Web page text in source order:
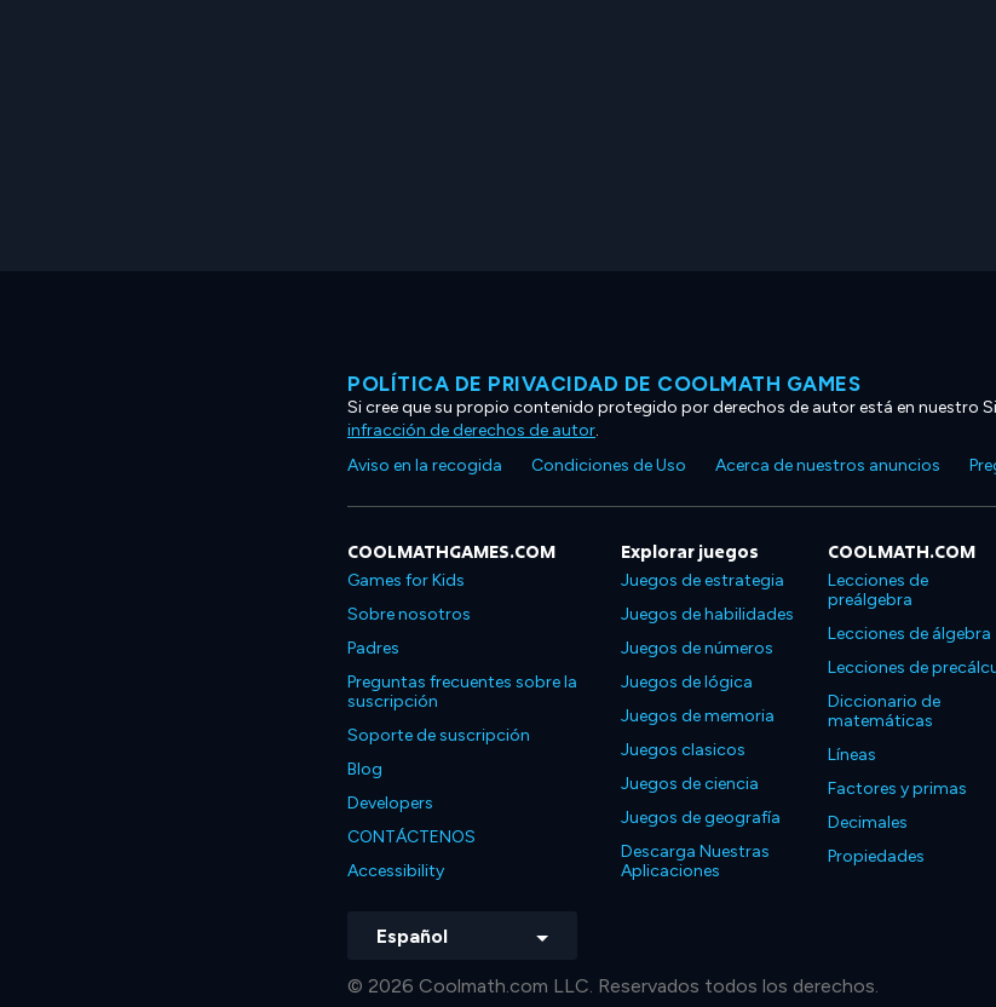
POLÍTICA DE PRIVACIDAD DE COOLMATH GAMES
Si cree que su propio contenido protegido por derechos de autor está en nuestro
infracción de derechos de autor.
Aviso en la recogida
Condiciones de Uso Acerca de nuestros anuncios
COOLMATHGAMES.COM
Games for Kids
Sobre nosotros
Padres
Preguntas frecuentes sobre la
suscripción
Soporte de suscripción
Blog
Developers
CONTÁCTENOS
Accessibility
Explorar juegos
Juegos de estrategia
Juegos de habilidades
Juegos de números
Juegos de lógica
Juegos de memoria
Juegos clasicos
Juegos de ciencia
Juegos de geografía
Descarga Nuestras
Aplicaciones
COOLMATH.COM
Lecciones de
preálgebra
Lecciones de álgebra
Lecciones de
Diccionario de
matemáticas
Líneas
Factores y primas
Decimales
Propiedades
Español
© 2026 Coolmath.com LLC. Reservados todos los derechos.